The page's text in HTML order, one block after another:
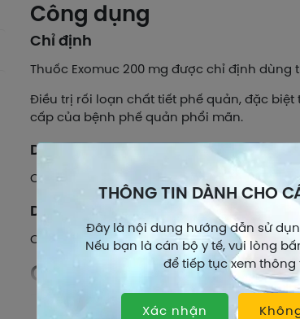
Công dụng
Chỉ định
Thuốc Exomuc 200 mg được chỉ định dùng
Điều trị rối loạn chất tiết phế quản, đặc
cấp của bệnh phế quản phổi mãn.
Dược lực học
Chưa có thông tin.
Dược động học
Chưa có thông tin.
Cách dùng
Dùng đường uống. Hòa tan cốm trong nửa
THÔNG TIN DÀNH CHO
Đây là nội dung hướng dẫn sử
Nếu bạn là cán bộ y tế, vui lòng
để tiếp tục xem thông
Xác nhận